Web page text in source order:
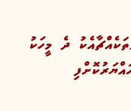
ދެ މީހަކު